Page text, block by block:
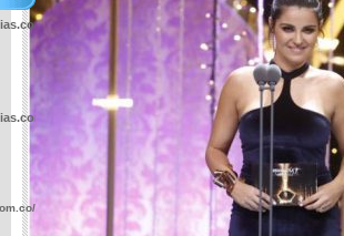
wp-
wp-
wp-